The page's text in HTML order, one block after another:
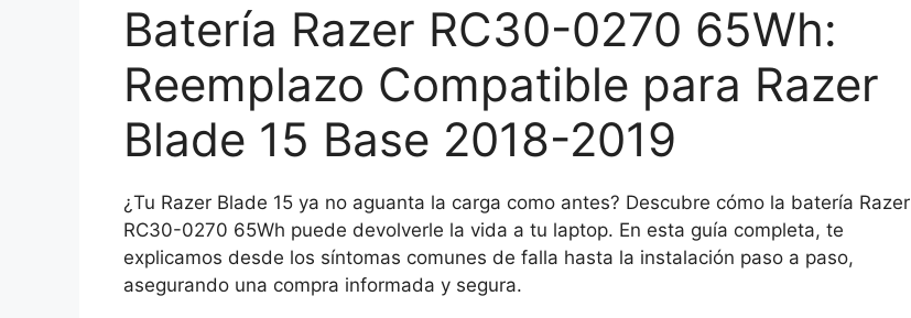
Batería Razer RC30-0270 65Wh:
Reemplazo Compatible para Razer
Blade 15 Base 2018-2019
¿Tu Razer Blade 15 ya no aguanta la carga como antes? Descubre cómo la batería Razer
RC30-0270 65Wh puede devolverle la vida a tu laptop. En esta guía completa, te
explicamos desde los síntomas comunes de falla hasta la instalación paso a paso,
asegurando una compra informada y segura.